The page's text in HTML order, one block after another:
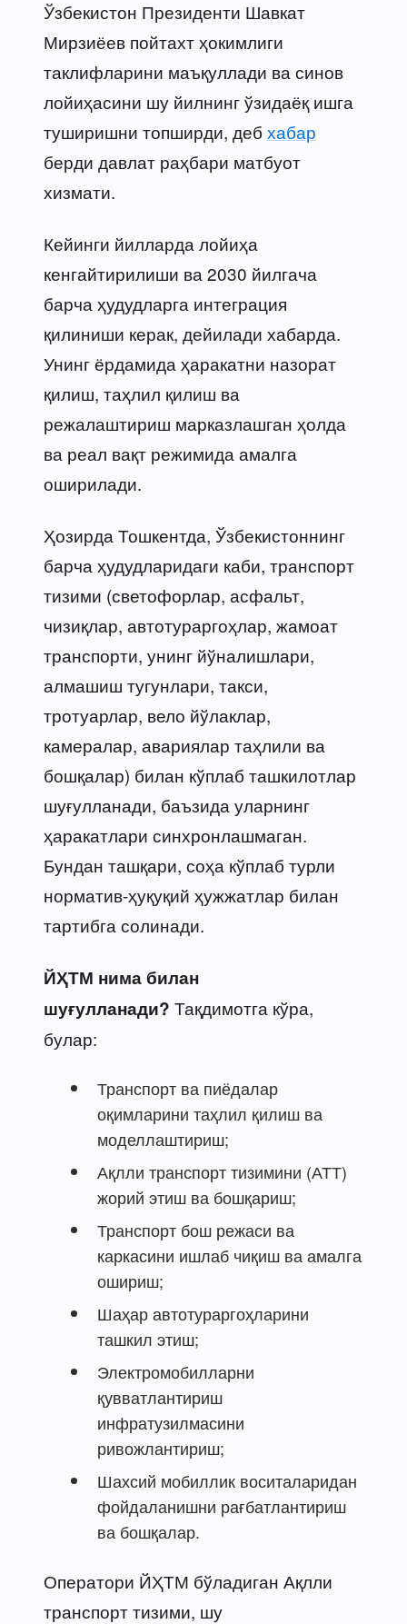
Ўзбекистон Президенти Шавкат
Мирзиёев пойтахт ҳокимлиги
таклифларини маъқуллади ва синов
лойиҳасини шу йилнинг ўзидаёқ ишга
туширишни топширди, деб хабар
берди давлат раҳбари матбуот
хизмати.
Кейинги йилларда лойиҳа
кенгайтирилиши ва 2030 йилгача
барча ҳудудларга интеграция
қилиниши керак, дейилади хабарда.
Унинг ёрдамида ҳаракатни назорат
қилиш, таҳлил қилиш ва
режалаштириш марказлашган ҳолда
ва реал вақт режимида амалга
оширилади.
Ҳозирда Тошкентда, Ўзбекистоннинг
барча ҳудудларидаги каби, транспорт
тизими (светофорлар, асфальт,
чизиқлар, автотураргоҳлар, жамоат
транспорти, унинг йўналишлари,
алмашиш тугунлари, такси,
тротуарлар, вело йўлаклар,
камералар, авариялар таҳлили ва
бошқалар) билан кўплаб ташкилотлар
шуғулланади, баъзида уларнинг
ҳаракатлари синхронлашмаган.
Бундан ташқари, соҳа кўплаб турли
норматив-ҳуқуқий ҳужжатлар билан
тартибга солинади.
ЙҲТМ нима билан
шуғулланади? Тақдимотга кўра,
булар:
Транспорт ва пиёдалар
оқимларини таҳлил қилиш ва
моделлаштириш;
Ақлли транспорт тизимини (АТТ)
жорий этиш ва бошқариш;
Транспорт бош режаси ва
каркасини ишлаб чиқиш ва амалга
ошириш;
Шаҳар автотураргоҳларини
ташкил этиш;
Электромобилларни
қувватлантириш
инфратузилмасини
ривожлантириш;
Шахсий мобиллик воситаларидан
фойдаланишни рағбатлантириш
ва бошқалар.
Оператори ЙҲТМ бўладиган Ақлли
транспорт тизими, шу